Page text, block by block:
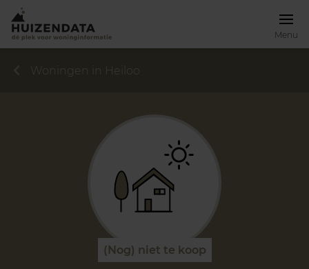
Menu
Woningen in Heiloo
(Nog) niet te koop